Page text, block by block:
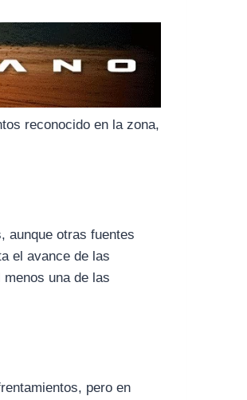
reconocido en la zona,
aunque otras fuentes
el avance de las
menos una de las
pero en